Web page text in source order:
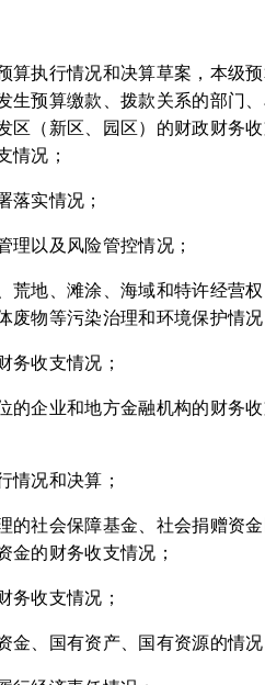
算执行情况和决算草案，本级
生预算缴款、拨款关系的部门
区（新区、园区）的财政财务
情况；
落实情况；
理以及风险管控情况；
荒地、滩涂、海域和特许经营
物等污染治理和环境保护情况
务收支情况；
的企业和地方金融机构的财务
情况和决算；
的社会保障基金、社会捐赠资
金的财务收支情况；
务收支情况；
金、国有资产、国有资源的情况